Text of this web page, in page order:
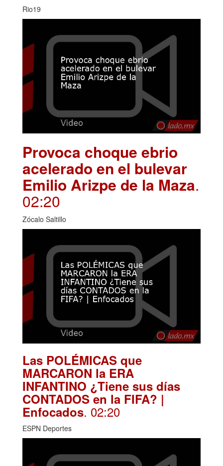
Rio19
Provoca choque ebrio
acelerado en el bulevar
Emilio Arizpe de la Maza.
02:20
Zócalo Saltillo
Las POLÉMICAS que
MARCARON la ERA
INFANTINO ¿Tiene sus días
CONTADOS en la FIFA? |
Enfocados. 02:20
ESPN Deportes